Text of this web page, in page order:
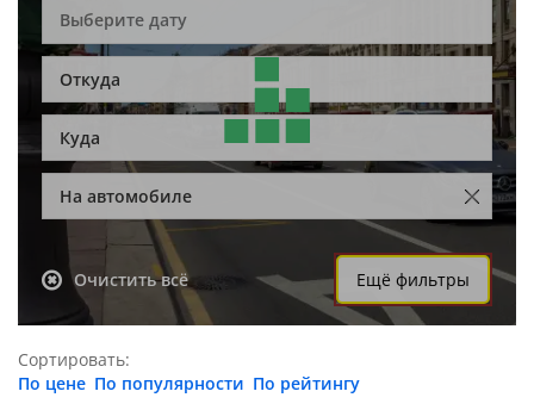
Откуда
Куда
На автомобиле
Очистить всё Ещё фильтры
Сортировать:
По цене По популярности По рейтингу